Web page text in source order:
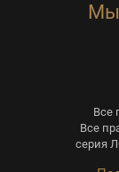
Мы
Все
Все
серия